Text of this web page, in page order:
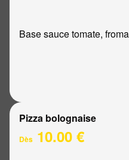
Base sauce tomate,
Pizza bolognaise
Dès 10.00 €